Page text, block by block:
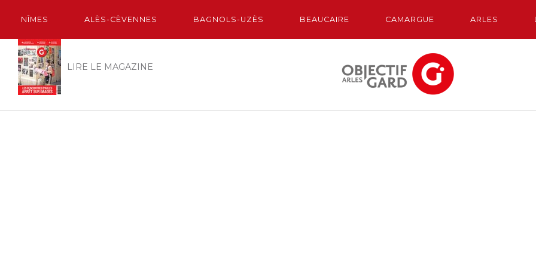
NÎMES ALÈS-CÈVENNES BAGNOLS-UZÈS BEAUCAIRE CAMARGUE ARLES
LIRE LE MAGAZINE